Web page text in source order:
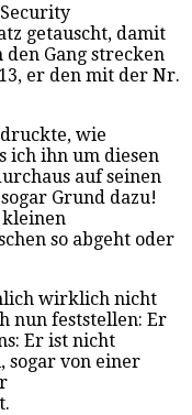
getauscht, damit
Gang strecken
er den mit der Nr.
wie
ich ihn um diesen
auf seinen
Grund dazu!
kleinen
so abgeht oder
wirklich nicht
nun feststellen: Er
Er ist nicht
sogar von einer